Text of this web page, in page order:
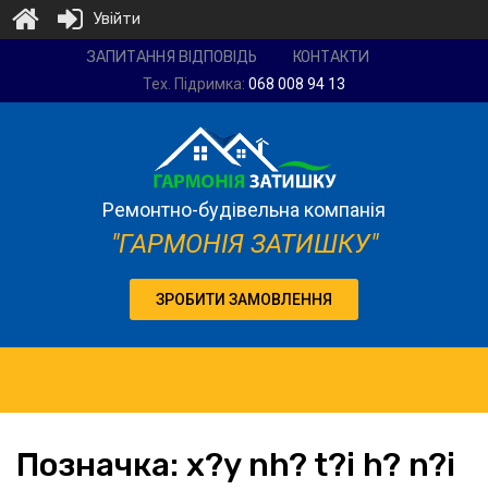
компанія
ЗАПИТАННЯ ВІДПОВІДЬ КОНТАКТИ
Тех. Підримка: 068 008 94 13
Ремонтно-будівельна компанія
"ГАРМОНІЯ ЗАТИШКУ"
ЗРОБИТИ ЗАМОВЛЕННЯ
Позначка: x?y nh? t?i h? n?i
Увійти